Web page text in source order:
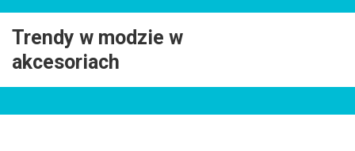
content
Trendy w modzie w
akcesoriach